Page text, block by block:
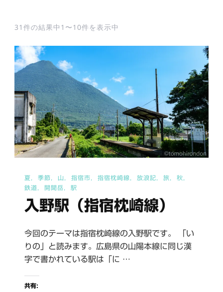
31件の結果中1〜10件を表示中
夏 季節 山 指宿市 指宿枕崎線 放浪記 旅
秋
鉄道
開聞岳 駅
入野駅（指宿枕崎線）
今回のテーマは指宿枕崎線の入野駅です。 「い
りの」と読みます。広島県の山陽本線に同じ漢
字で書かれている駅は「に …
共有: